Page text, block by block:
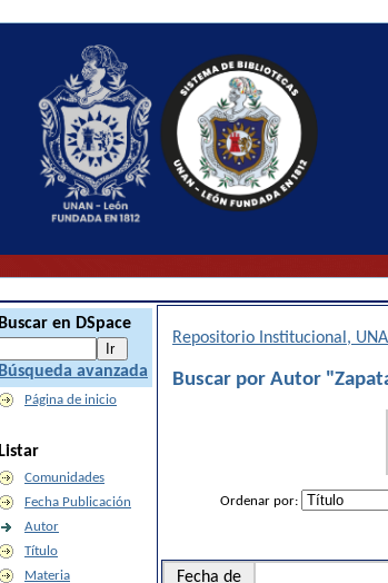
Buscar en DSpace
Búsqueda avanzada
Página de inicio
Listar
Comunidades
Fecha Publicación
Autor
Título
Materia
Repositorio Institucional,
Buscar por Autor
Ordenar por:
Fecha de